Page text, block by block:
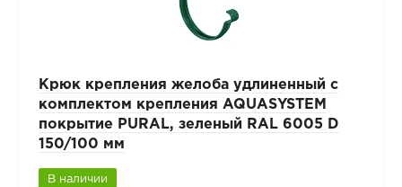
Крюк крепления желоба удлиненный с
комплектом крепления AQUASYSTEM
покрытие PURAL, зеленый RAL 6005 D
150/100 мм
В наличии